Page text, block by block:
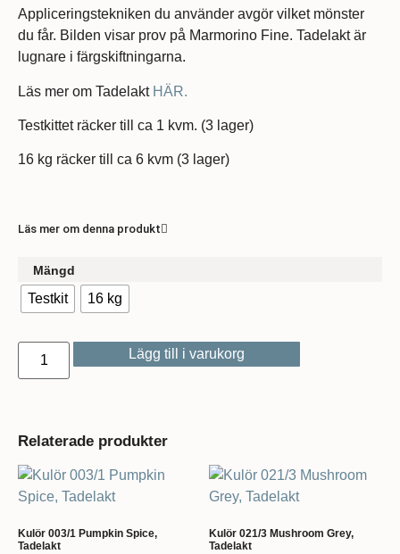
Appliceringstekniken du använder avgör vilket mönster
du får. Bilden visar prov på Marmorino Fine. Tadelakt är
lugnare i färgskiftningarna.
Läs mer om TadelaktHÄR.
Testkittet räcker till ca 1 kvm. (3 lager)
16 kg räcker till ca 6 kvm (3 lager)
Läs mer om denna produkt
Mängd
Testkit 16 kg
Lägg till i varukorg
Relaterade produkter
Kulör 003/1 Pumpkin Spice,
Tadelakt
Kulör 021/3 Mushroom Grey,
Tadelakt